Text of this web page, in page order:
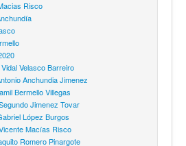
Risco
Velasco Barreiro
Anchundia Jimenez
Bermello Villegas
Jimenez Tovar
López Burgos
Macías Risco
Romero Pinargote